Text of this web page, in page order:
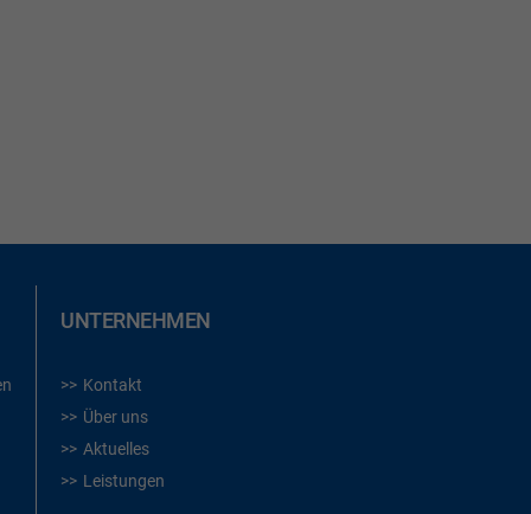
UNTERNEHMEN
Kontakt
Über uns
Aktuelles
Leistungen